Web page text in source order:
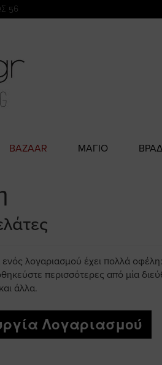
56
BAZAAR ΜΑΓΙΟ
λογαριασμού έχει πολλά
περισσότερες από μία
άλλα.
Λογαριασμού